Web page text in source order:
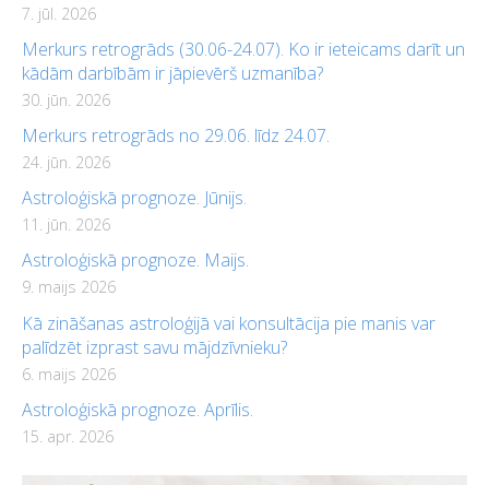
7. jūl. 2026
Merkurs retrogrāds (30.06-24.07). Ko ir ieteicams darīt un
kādām darbībām ir jāpievērš uzmanība?
30. jūn. 2026
Merkurs retrogrāds no 29.06. līdz 24.07.
24. jūn. 2026
Astroloģiskā prognoze. Jūnijs.
11. jūn. 2026
Astroloģiskā prognoze. Maijs.
9. maijs 2026
Kā zināšanas astroloģijā vai konsultācija pie manis var
palīdzēt izprast savu mājdzīvnieku?
6. maijs 2026
Astroloģiskā prognoze. Aprīlis.
15. apr. 2026